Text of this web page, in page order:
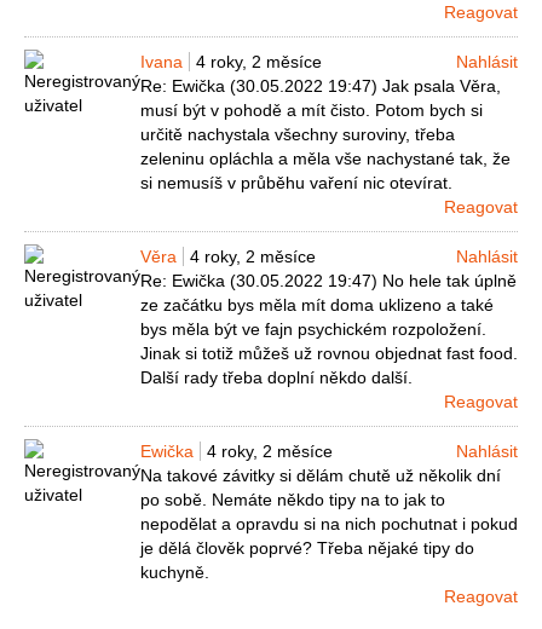
Reagovat
Ivana 4 roky, 2 měsíce
Nahlásit
Re: Ewička (30.05.2022 19:47) Jak psala Věra,
musí být v pohodě a mít čisto. Potom bych si
určitě nachystala všechny suroviny, třeba
zeleninu opláchla a měla vše nachystané tak, že
si nemusíš v průběhu vaření nic otevírat.
Reagovat
Věra 4 roky, 2 měsíce
Nahlásit
Re: Ewička (30.05.2022 19:47) No hele tak úplně
ze začátku bys měla mít doma uklizeno a také
bys měla být ve fajn psychickém rozpoložení.
Jinak si totiž můžeš už rovnou objednat fast food.
Další rady třeba doplní někdo další.
Reagovat
Ewička 4 roky, 2 měsíce
Nahlásit
Na takové závitky si dělám chutě už několik dní
po sobě. Nemáte někdo tipy na to jak to
nepodělat a opravdu si na nich pochutnat i pokud
je dělá člověk poprvé? Třeba nějaké tipy do
kuchyně.
Reagovat